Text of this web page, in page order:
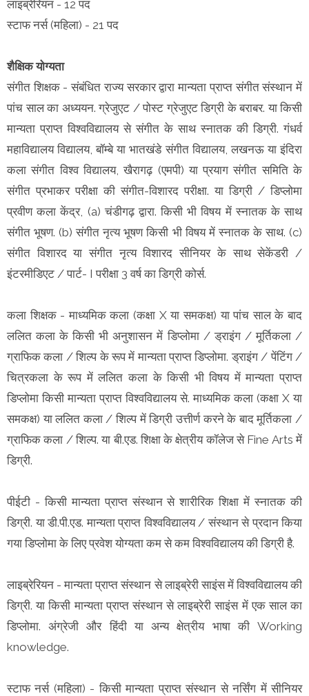
लाइब्रेरियन - 12 पद
स्टाफ नर्स (महिला) - 21 पद
शैक्षिक योग्यता
संगीत शिक्षक - संबंधित राज्य सरकार द्वारा मान्यता प्राप्त संगीत संस्थान में
पांच साल का अध्ययन. ग्रेजुएट / पोस्ट ग्रेजुएट डिग्री के बराबर. या किसी
मान्यता प्राप्त विश्वविद्यालय से संगीत के साथ स्नातक की डिग्री. गंधर्व
महाविद्यालय विद्यालय, बॉम्बे या भातखंडे संगीत विद्यालय, लखनऊ या इंदिरा
कला संगीत विश्व विद्यालय, खैरागढ़ (एमपी) या प्रयाग संगीत समिति के
संगीत प्रभाकर परीक्षा की संगीत-विशारद परीक्षा. या डिग्री / डिप्लोमा
प्रवीण कला केंद्र, (a) चंडीगढ़ द्वारा. किसी भी विषय में स्नातक के साथ
संगीत भूषण. (b) संगीत नृत्य भूषण किसी भी विषय में स्नातक के साथ. (c)
संगीत विशारद या संगीत नृत्य विशारद सीनियर के साथ सेकेंडरी /
इंटरमीडिएट / पार्ट- I परीक्षा 3 वर्ष का डिग्री कोर्स.
कला शिक्षक - माध्यमिक कला (कक्षा X या समकक्ष) या पांच साल के बाद
ललित कला के किसी भी अनुशासन में डिप्लोमा / ड्राइंग / मूर्तिकला /
ग्राफिक कला / शिल्प के रूप में मान्यता प्राप्त डिप्लोमा. ड्राइंग / पेंटिंग /
चित्रकला के रूप में ललित कला के किसी भी विषय में मान्यता प्राप्त
डिप्लोमा किसी मान्यता प्राप्त विश्वविद्यालय से. माध्यमिक कला (कक्षा X या
समकक्ष) या ललित कला / शिल्प में डिग्री उत्तीर्ण करने के बाद मूर्तिकला /
ग्राफिक कला / शिल्प. या बी.एड. शिक्षा के क्षेत्रीय कॉलेज से Fine Arts में
डिग्री.
पीईटी - किसी मान्यता प्राप्त संस्थान से शारीरिक शिक्षा में स्नातक की
डिग्री. या डी.पी.एड. मान्यता प्राप्त विश्वविद्यालय / संस्थान से प्रदान किया
गया डिप्लोमा के लिए प्रवेश योग्यता कम से कम विश्वविद्यालय की डिग्री है.
लाइब्रेरियन - मान्यता प्राप्त संस्थान से लाइब्रेरी साइंस में विश्वविद्यालय की
डिग्री. या किसी मान्यता प्राप्त संस्थान से लाइब्रेरी साइंस में एक साल का
डिप्लोमा. अंग्रेजी और हिंदी या अन्य क्षेत्रीय भाषा की Working
knowledge.
स्टाफ नर्स (महिला) - किसी मान्यता प्राप्त संस्थान से नर्सिंग में सीनियर